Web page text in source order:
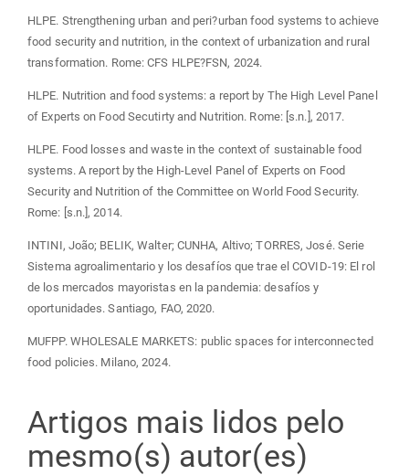
HLPE. Strengthening urban and peri?urban food systems to achieve
food security and nutrition, in the context of urbanization and rural
transformation. Rome: CFS HLPE?FSN, 2024.
HLPE. Nutrition and food systems: a report by The High Level Panel
of Experts on Food Secutirty and Nutrition. Rome: [s.n.], 2017.
HLPE. Food losses and waste in the context of sustainable food
systems. A report by the High-Level Panel of Experts on Food
Security and Nutrition of the Committee on World Food Security.
Rome: [s.n.], 2014.
INTINI, João; BELIK, Walter; CUNHA, Altivo; TORRES, José. Serie
Sistema agroalimentario y los desafíos que trae el COVID-19: El rol
de los mercados mayoristas en la pandemia: desafíos y
oportunidades. Santiago, FAO, 2020.
MUFPP. WHOLESALE MARKETS: public spaces for interconnected
food policies. Milano, 2024.
Artigos mais lidos pelo
mesmo(s) autor(es)